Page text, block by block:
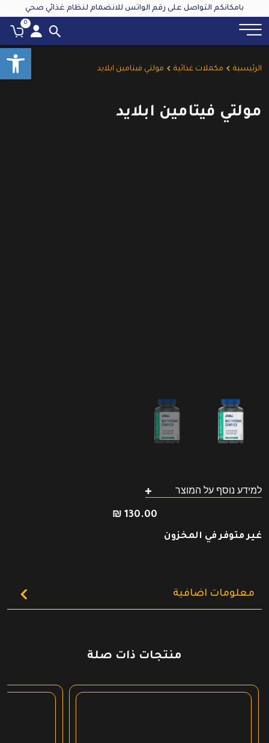
بامكانكم التواصل على رقم الواتس للانضمام لنظام غذائي صحي
0
الرئيسية مكملات غذائية مولتي فيتامين ابلايد
مولتي فيتامين ابلايد
למידע נוסף על המוצר
₪ 130.00
غير متوفر في المخزون
معلومات اضافية
منتجات ذات صلة